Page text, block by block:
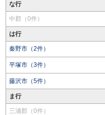
な行
中郡（0件）
は行
秦野市（2件）
平塚市（3件）
藤沢市（5件）
ま行
三浦郡（0件）